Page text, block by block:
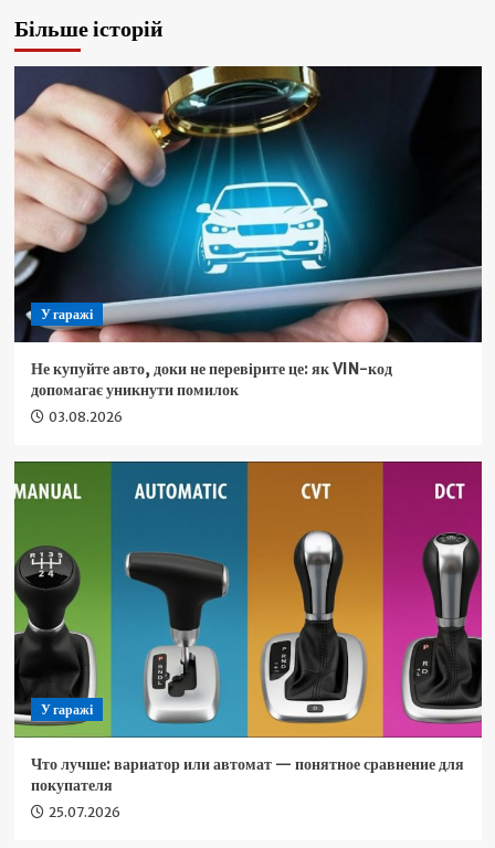
Більше історій
У гаражі
Не купуйте авто, доки не перевірите це: як VIN-код
допомагає уникнути помилок
03.08.2026
У гаражі
Что лучше: вариатор или автомат — понятное сравнение для
покупателя
25.07.2026